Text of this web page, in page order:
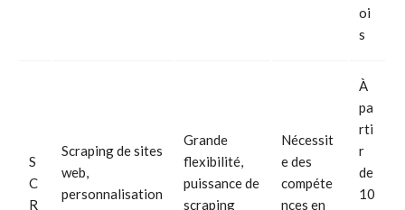
oi
s
S
C
R
Scraping de sites
web,
personnalisation
Grande
flexibilité,
puissance de
scraping
Nécessit
e des
compéte
nces en
À
pa
rti
r
de
10